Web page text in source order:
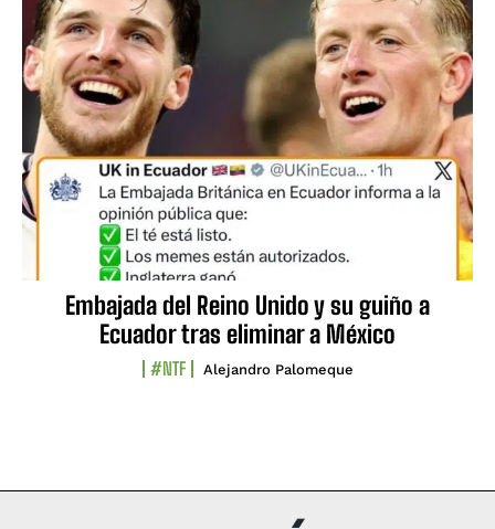
Embajada del Reino Unido y su guiño a
Ecuador tras eliminar a México
#NTF Alejandro Palomeque